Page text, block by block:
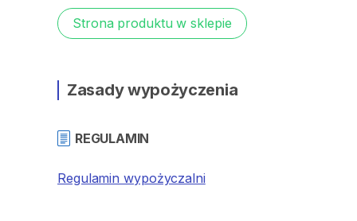
Strona produktu w sklepie
Zasady wypożyczenia
REGULAMIN
Regulamin wypożyczalni